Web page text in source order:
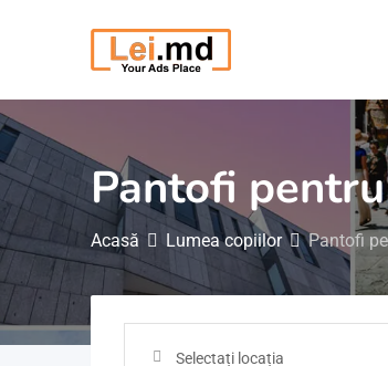
Pantofi
Acasă Lumea copiilor Pantofi
Selectați locația